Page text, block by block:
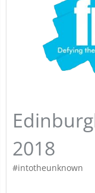
2018
#intotheunknown